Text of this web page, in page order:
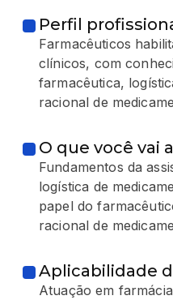
Perfil
Farmacêuticos
clínicos, com
farmacêutica,
racional de
O que você vai
Fundamentos da
logística de
papel do
racional de
Aplicabilidade
Atuação em